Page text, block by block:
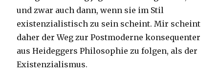
und zwar auch dann, wenn sie im Stil
existenzialistisch zu sein scheint. Mir scheint
daher der Weg zur Postmoderne konsequenter
aus Heideggers Philosophie zu folgen, als der
Existenzialismus.